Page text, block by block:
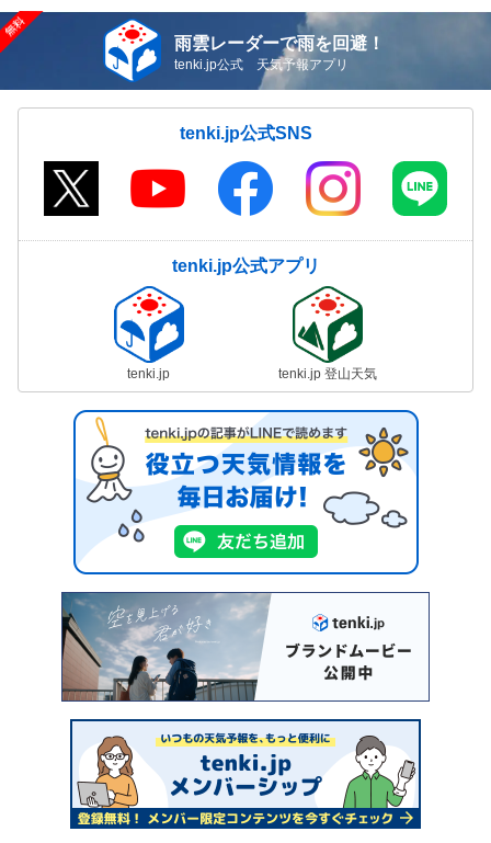
雨雲レーダーで雨を回避！
tenki.jp公式 天気予報アプリ
tenki.jp公式SNS
tenki.jp公式アプリ
tenki.jp tenki.jp 登山天気